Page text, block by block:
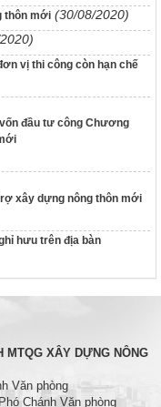
thôn mới (30/08/2020)
vị thi công còn hạn chế
đầu tư công Chương
xây dựng nông thôn mới
hưu trên địa bàn
MTQG XÂY DỰNG NÔNG
Văn phòng
Chánh Văn phòng